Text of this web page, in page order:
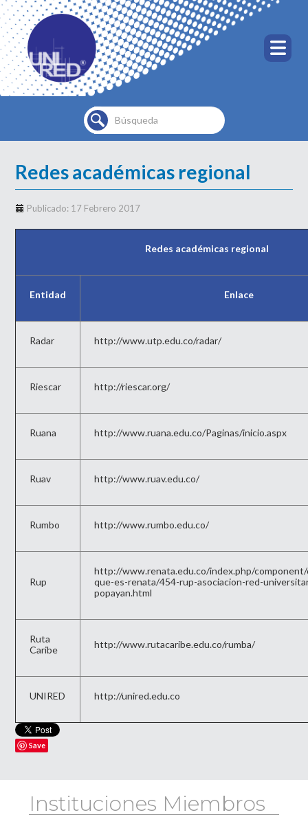
Buscar...
Redes académicas regional
Publicado: 17 Febrero 2017
Redes académicas regional
Entidad Enlace
Radar http://www.utp.edu.co/radar/
Riescar http://riescar.org/
Ruana http://www.ruana.edu.co/Paginas/inicio.aspx
Ruav http://www.ruav.edu.co/
Rumbo http://www.rumbo.edu.co/
Rup
http://www.renata.edu.co/index.php/
que-es-renata/454-rup-asociacion-red-
popayan.html
Ruta
Caribe
http://www.rutacaribe.edu.co/rumba/
UNIRED http://unired.edu.co
Save
Instituciones Miembros